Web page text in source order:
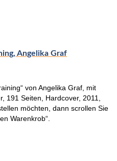
Angelika Graf
von Angelika Graf, mit
191 Seiten, Hardcover, 2011,
möchten, dann scrollen Sie
Warenkrob“.